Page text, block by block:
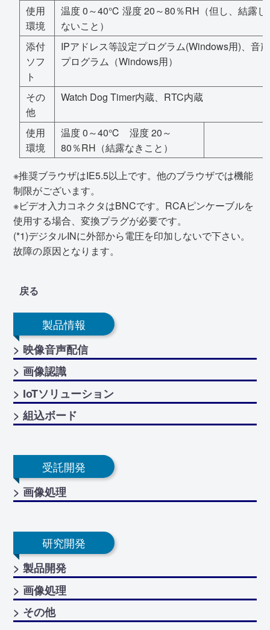
使用
環境
温度 0～40℃ 湿度 20～80％RH（但し、結露し
ないこと）
添付
ソフ
ト
IPアドレス等設定プログラム(Windows用)、音声
プログラム（Windows用）
その
他
Watch Dog Timer内蔵、RTC内蔵
使用
環境
温度 0～40℃ 湿度 20～
80％RH（結露なきこと）
※推奨ブラウザはIE5.5以上です。他のブラウザでは機能
制限がございます。
※ビデオ入力コネクタはBNCです。RCAピンケーブルを
使用する場合、変換プラグが必要です。
(*1)デジタルINに外部から電圧を印加しないで下さい。
故障の原因となります。
戻る
製品情報
> 映像音声配信
> 画像認識
> IoTソリューション
> 組込ボード
受託開発
> 画像処理
研究開発
> 製品開発
> 画像処理
> その他